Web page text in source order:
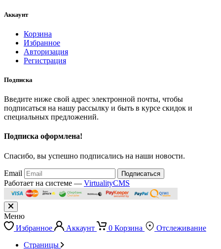
Аккаунт
Корзина
Избранное
Авторизация
Регистрация
Подписка
Введите ниже свой адрес электронной почты, чтобы
подписаться на нашу рассылку и быть в курсе скидок и
специальных предложений.
Подписка оформлена!
Спасибо, вы успешно подписались на наши новости.
Email Подписаться
Работает на системе — VirtualityCMS
Меню
Избранное
Аккаунт 0 Корзина
Отслеживание
Страницы